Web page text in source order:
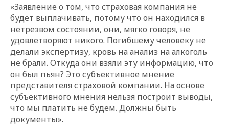
«Заявление о том, что страховая компания не
будет выплачивать, потому что он находился в
нетрезвом состоянии, они, мягко говоря, не
удовлетворяют никого. Погибшему человеку не
делали экспертизу, кровь на анализ на алкоголь
не брали. Откуда они взяли эту информацию, что
он был пьян? Это субъективное мнение
представителя страховой компании. На основе
субъективного мнения нельзя построит выводы,
что мы платить не будем. Должны быть
документы».